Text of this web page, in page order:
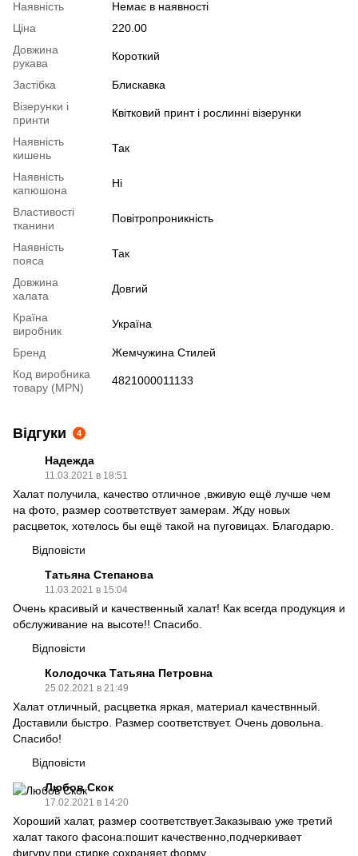
Наявність
Немає в наявності
Ціна
220.00
Довжина
рукава
Короткий
Застібка
Блискавка
Візерунки і
принти
Квітковий принт і рослинні візерунки
Наявність
кишень
Так
Наявність
капюшона
Ні
Властивості
тканини
Повітропроникність
Наявність
пояса
Так
Довжина
халата
Довгий
Країна
виробник
Україна
Бренд
Жемчужина Стилей
Код виробника
товару (MPN)
4821000011133
Відгуки 4
Надежда
11.03.2021 в 18:51
Халат получила, качество отличное ,вживую ещё лучше чем
на фото, размер соответствует замерам. Жду новых
расцветок, хотелось бы ещё такой на пуговицах. Благодарю.
Відповісти
Татьяна Степанова
11.03.2021 в 15:04
Очень красивый и качественный халат! Как всегда продукция и
обслуживание на высоте!! Спасибо.
Відповісти
Колодочка Татьяна Петровна
25.02.2021 в 21:49
Халат отличный, расцветка яркая, материал качествнный.
Доставили быстро. Размер соответствует. Очень довольна.
Спасибо!
Відповісти
Любов Скок
17.02.2021 в 14:20
Хороший халат, размер соответствует.Заказываю уже третий
халат такого фасона:пошит качественно,подчеркивает
фигуру,при стирке сохраняет форму.